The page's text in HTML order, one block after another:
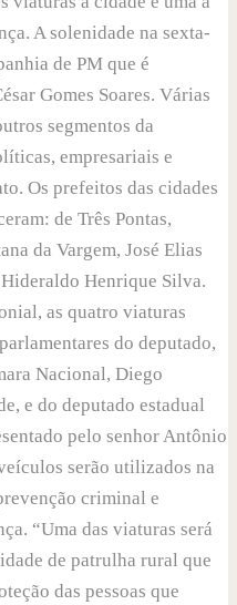
A solenidade na sexta-
de PM que é
Gomes Soares. Várias
segmentos da
empresariais e
Os prefeitos das cidades
de Três Pontas,
da Vargem, José Elias
Henrique Silva.
as quatro viaturas
do deputado,
Nacional, Diego
e do deputado estadual
pelo senhor Antônio
serão utilizados na
criminal e
“Uma das viaturas será
de patrulha rural que
das pessoas que